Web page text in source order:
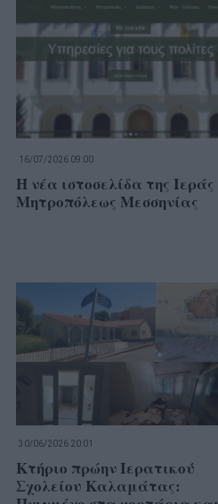
16/07/2026 09:00
Η νέα ιστοσελίδα της Ιεράς
Μητροπόλεως Μεσσηνίας
30/06/2026 20:01
Κτήριο πρώην Ιερατικού
Σχολείου Καλαμάτας: